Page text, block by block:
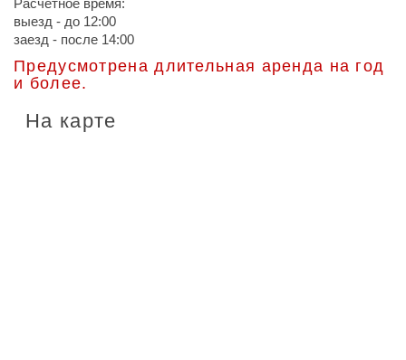
Расчетное время:
выезд - до 12:00
заезд - после 14:00
Предусмотрена длительная аренда на год
и более.
На карте